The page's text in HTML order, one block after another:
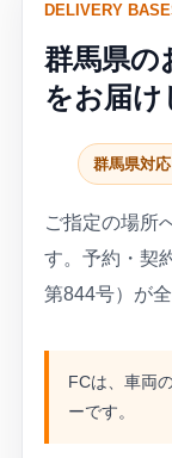
DELIVERY
群馬県の
をお届け
群馬県対
ご指定の場所
す。予約・契
第844号）が
FCは、車両
ーです。